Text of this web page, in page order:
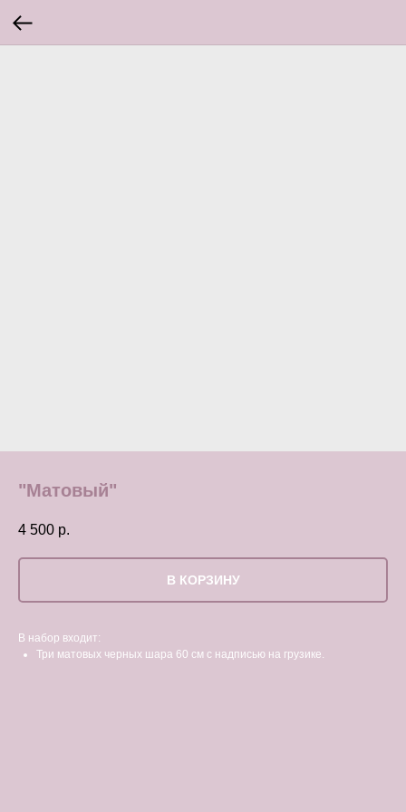
"Матовый"
4 500 р.
В КОРЗИНУ
В набор входит:
Три матовых черных шара 60 см с надписью на грузике.